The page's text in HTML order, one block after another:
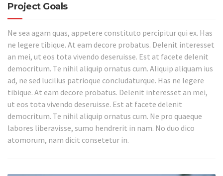
Project Goals
Ne sea agam quas, appetere constituto percipitur qui ex. Has
ne legere tibique. At eam decore probatus. Delenit interesset
an mei, ut eos tota vivendo deseruisse. Est at facete delenit
democritum. Te nihil aliquip ornatus cum. Aliquip aliquam ius
ad, ne sed lucilius patrioque concludaturque. Has ne legere
tibique. At eam decore probatus. Delenit interesset an mei,
ut eos tota vivendo deseruisse. Est at facete delenit
democritum. Te nihil aliquip ornatus cum. Ne pro quaeque
labores liberavisse, sumo hendrerit in nam. No duo dico
atomorum, nam dicit consetetur in.